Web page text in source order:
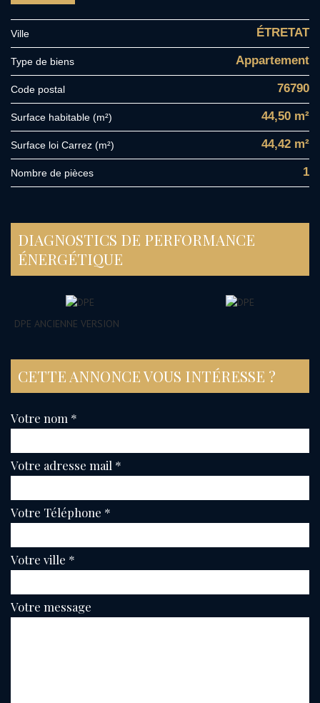
Ville ÉTRETAT
Type de biens Appartement
Code postal 76790
Surface habitable (m²) 44,50 m²
Surface loi Carrez (m²) 44,42 m²
Nombre de pièces 1
DIAGNOSTICS DE PERFORMANCE
ÉNERGÉTIQUE
DPE ANCIENNE VERSION
CETTE ANNONCE VOUS INTÉRESSE ?
Votre nom *
Votre adresse mail *
Votre Téléphone *
Votre ville *
Votre message